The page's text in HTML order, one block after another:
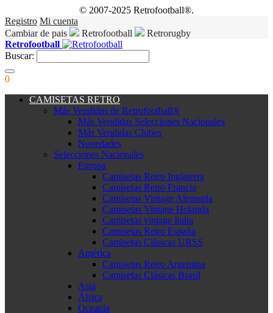
© 2007-2025 Retrofootball®.
Registro Mi cuenta
Cambiar de pais
Retrofootball
Retrorugby
Retrofootball
Buscar:
0
CAMISETAS RETRO
Más Vendidas de Retrofootball®
Más Vendidas Selecciones Nacionales
Más Vendidas Clubes
Novedades
Selecciones Nacionales
Europa
Camisetas Retro Inglaterra
Camisetas Retro Francia
Camisetas Vintage Alemania
Camisetas Vintage Holanda
Camisetas vintage Italia
Camisetas Retro España
Camisetas Clásicas URSS
América
Camisetas Retro Argentina
Camisetas Clásicas Brasil
Asia
África
Oceanía